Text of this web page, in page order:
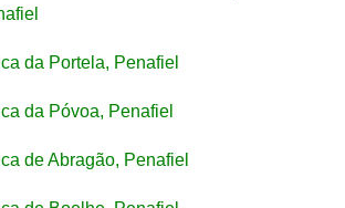
da Portela, Penafiel
da Póvoa, Penafiel
de Abragão, Penafiel